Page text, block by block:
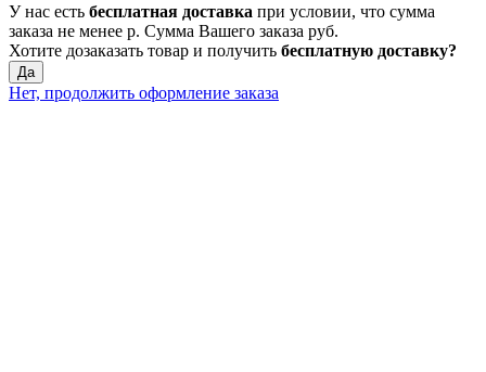
У нас есть бесплатная доставка при условии, что сумма
заказа не менее р. Сумма Вашего заказа руб.
Хотите дозаказать товар и получить бесплатную доставку?
Да
Нет, продолжить оформление заказа